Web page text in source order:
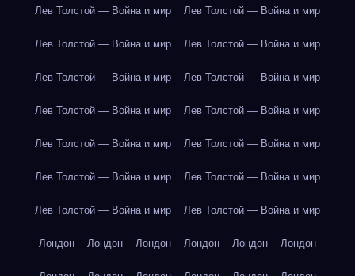
Лев Толстой — Война и мир Лев Толстой — Война и мир
Лев Толстой — Война и мир Лев Толстой — Война и мир
Лев Толстой — Война и мир Лев Толстой — Война и мир
Лев Толстой — Война и мир Лев Толстой — Война и мир
Лев Толстой — Война и мир Лев Толстой — Война и мир
Лев Толстой — Война и мир Лев Толстой — Война и мир
Лев Толстой — Война и мир Лев Толстой — Война и мир
Лондон Лондон Лондон Лондон Лондон Лондон